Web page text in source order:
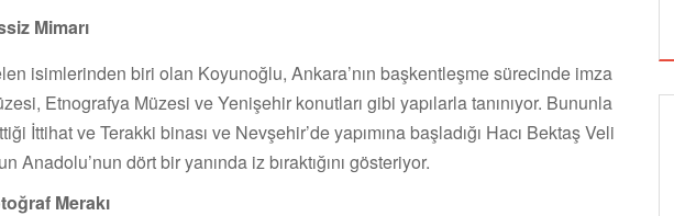
Mimarı
isimlerinden biri olan Koyunoğlu, Ankara’nın başkentleşme sürecinde imza
Etnografya Müzesi ve Yenişehir konutları gibi yapılarla tanınıyor. Bununla
İttihat ve Terakki binası ve Nevşehir’de yapımına başladığı Hacı Bektaş Veli
Anadolu’nun dört bir yanında iz bıraktığını gösteriyor.
Merakı
SİNEMA